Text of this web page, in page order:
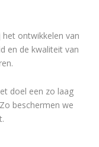
ontwikkelen van
en de kwaliteit van
doel een zo laag
beschermen we